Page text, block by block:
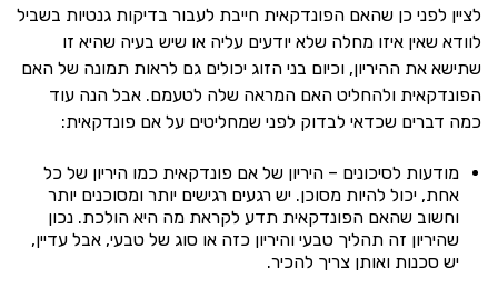
לציין לפני כן שהאם הפונדקאית חייבת לעבור בדיקות גנטיות בשביל
לוודא שאין איזו מחלה שלא יודעים עליה או שיש בעיה שהיא זו
שתישא את ההיריון, וכיום בני הזוג יכולים גם לראות תמונה של האם
הפונדקאית ולהחליט האם המראה שלה לטעמם. אבל הנה עוד
כמה דברים שכדאי לבדוק לפני שמחליטים על אם פונדקאית:
מודעות לסיכונים – היריון של אם פונדקאית כמו היריון של כל
אחת, יכול להיות מסוכן. יש רגעים רגישים יותר ומסוכנים יותר
וחשוב שהאם הפונדקאית תדע לקראת מה היא הולכת. נכון
שהיריון זה תהליך טבעי והיריון כזה או סוג של טבעי, אבל עדיין,
יש סכנות ואותן צריך להכיר.